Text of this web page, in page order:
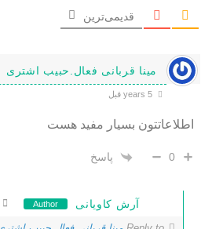
قدیمی‌ترین
مینا قربانی فعال.حبیب اشتری
اطلاعاتتون بسیار مفید هست
0 پاسخ
آرش کاویانی Author